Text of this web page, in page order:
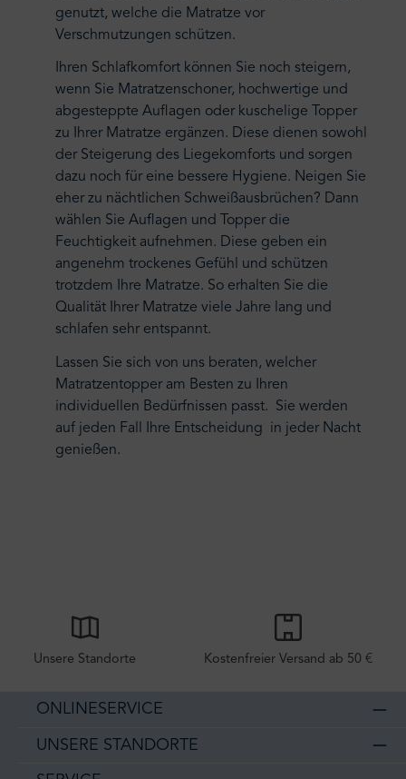
genutzt, welche die Matratze vor
Verschmutzungen schützen.
Ihren Schlafkomfort können Sie noch steigern,
wenn Sie Matratzenschoner, hochwertige und
abgesteppte Auflagen oder kuschelige Topper
zu Ihrer Matratze ergänzen. Diese dienen sowohl
der Steigerung des Liegekomforts und sorgen
dazu noch für eine bessere Hygiene. Neigen Sie
eher zu nächtlichen Schweißausbrüchen? Dann
wählen Sie Auflagen und Topper die
Feuchtigkeit aufnehmen. Diese geben ein
angenehm trockenes Gefühl und schützen
trotzdem Ihre Matratze. So erhalten Sie die
Qualität Ihrer Matratze viele Jahre lang und
schlafen sehr entspannt.
Lassen Sie sich von uns beraten, welcher
Matratzentopper am Besten zu Ihren
individuellen Bedürfnissen passt. Sie werden
auf jeden Fall Ihre Entscheidung in jeder Nacht
genießen.
Unsere Standorte Kostenfreier Versand ab 50 €
ONLINESERVICE
UNSERE STANDORTE